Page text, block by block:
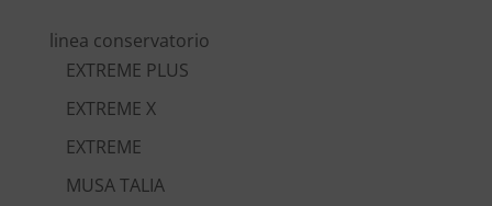
linea conservatorio
EXTREME PLUS
EXTREME X
EXTREME
MUSA TALIA